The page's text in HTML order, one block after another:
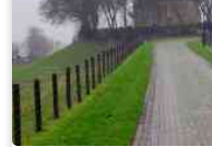
explosie heeft
waar. De laatste
was Burgemeester
burgemeester van
Rauwerderhem.